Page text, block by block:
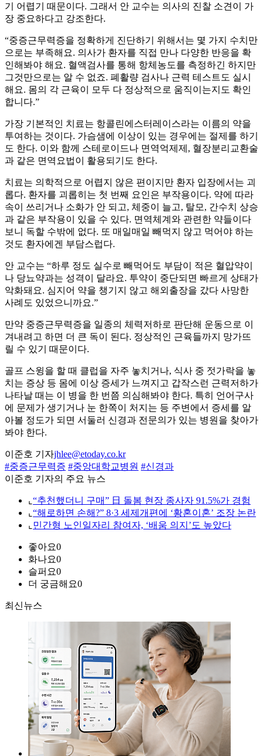
기 어렵기 때문이다. 그래서 안 교수는 의사의 진찰 소견이 가
장 중요하다고 강조한다.
“중증근무력증을 정확하게 진단하기 위해서는 몇 가지 수치만
으로는 부족해요. 의사가 환자를 직접 만나 다양한 반응을 확
인해봐야 해요. 혈액검사를 통해 항체농도를 측정하긴 하지만
그것만으로는 알 수 없죠. 폐활량 검사나 근력 테스트도 실시
해요. 몸의 각 근육이 모두 다 정상적으로 움직이는지도 확인
합니다.”
가장 기본적인 치료는 항콜린에스터레이스라는 이름의 약을
투여하는 것이다. 가슴샘에 이상이 있는 경우에는 절제를 하기
도 한다. 이와 함께 스테로이드나 면역억제제, 혈장분리교환술
과 같은 면역요법이 활용되기도 한다.
치료는 의학적으로 어렵지 않은 편이지만 환자 입장에서는 괴
롭다. 환자를 괴롭히는 첫 번째 요인은 부작용이다. 약에 따라
속이 쓰리거나 소화가 안 되고, 체중이 늘고, 탈모, 간수치 상승
과 같은 부작용이 있을 수 있다. 면역체계와 관련한 약들이다
보니 독할 수밖에 없다. 또 매일매일 빼먹지 않고 먹어야 하는
것도 환자에겐 부담스럽다.
안 교수는 “하루 정도 실수로 빼먹어도 부담이 적은 혈압약이
나 당뇨약과는 성격이 달라요. 투약이 중단되면 빠르게 상태가
악화돼요. 심지어 약을 챙기지 않고 해외출장을 갔다 사망한
사례도 있었으니까요.”
만약 중증근무력증을 일종의 체력저하로 판단해 운동으로 이
겨내려고 하면 더 큰 독이 된다. 정상적인 근육들까지 망가뜨
릴 수 있기 때문이다.
골프 스윙을 할 때 클럽을 자주 놓치거나, 식사 중 젓가락을 놓
치는 증상 등 몸에 이상 증세가 느껴지고 갑작스런 근력저하가
나타날 때는 이 병을 한 번쯤 의심해봐야 한다. 특히 언어구사
에 문제가 생기거나 눈 한쪽이 처지는 등 주변에서 증세를 알
아볼 정도가 되면 서둘러 신경과 전문의가 있는 병원을 찾아가
봐야 한다.
이준호 기자jhlee@etoday.co.kr
#중증근무력증 #중앙대학교병원 #신경과
이준호 기자의 주요 뉴스
⌞ “추천했더니 구매” 日 돌봄 현장 종사자 91.5%가 경험
⌞ “해로하면 손해?” 8·3 세제개편에 ‘황혼이혼’ 조장 논란
⌞ 민간형 노인일자리 참여자, ‘배움 의지’도 높았다
좋아요0
화나요0
슬퍼요0
더 궁금해요0
최신뉴스